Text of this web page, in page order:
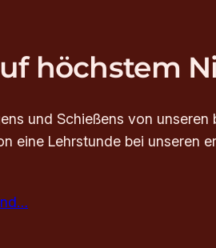
höchstem
und Schießens von unseren
eine Lehrstunde bei unseren